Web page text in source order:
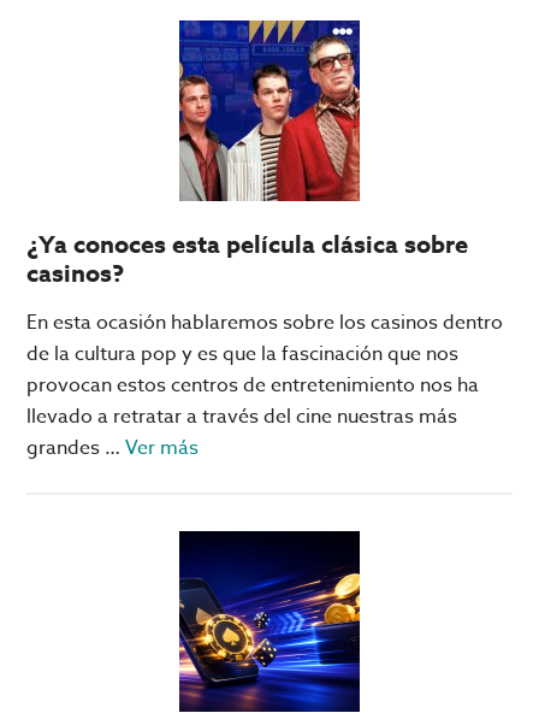
cuáles
son
los
casinos
más
grandes
mundo?
están
en
las
¿Ya conoces esta película clásica sobre
casinos?
En esta ocasión hablaremos sobre los casinos dentro
de la cultura pop y es que la fascinación que nos
provocan estos centros de entretenimiento nos ha
llevado a retratar a través del cine nuestras más
grandes …Ver másacerca
conoces
esta
película
clásica
sobre
casinos?